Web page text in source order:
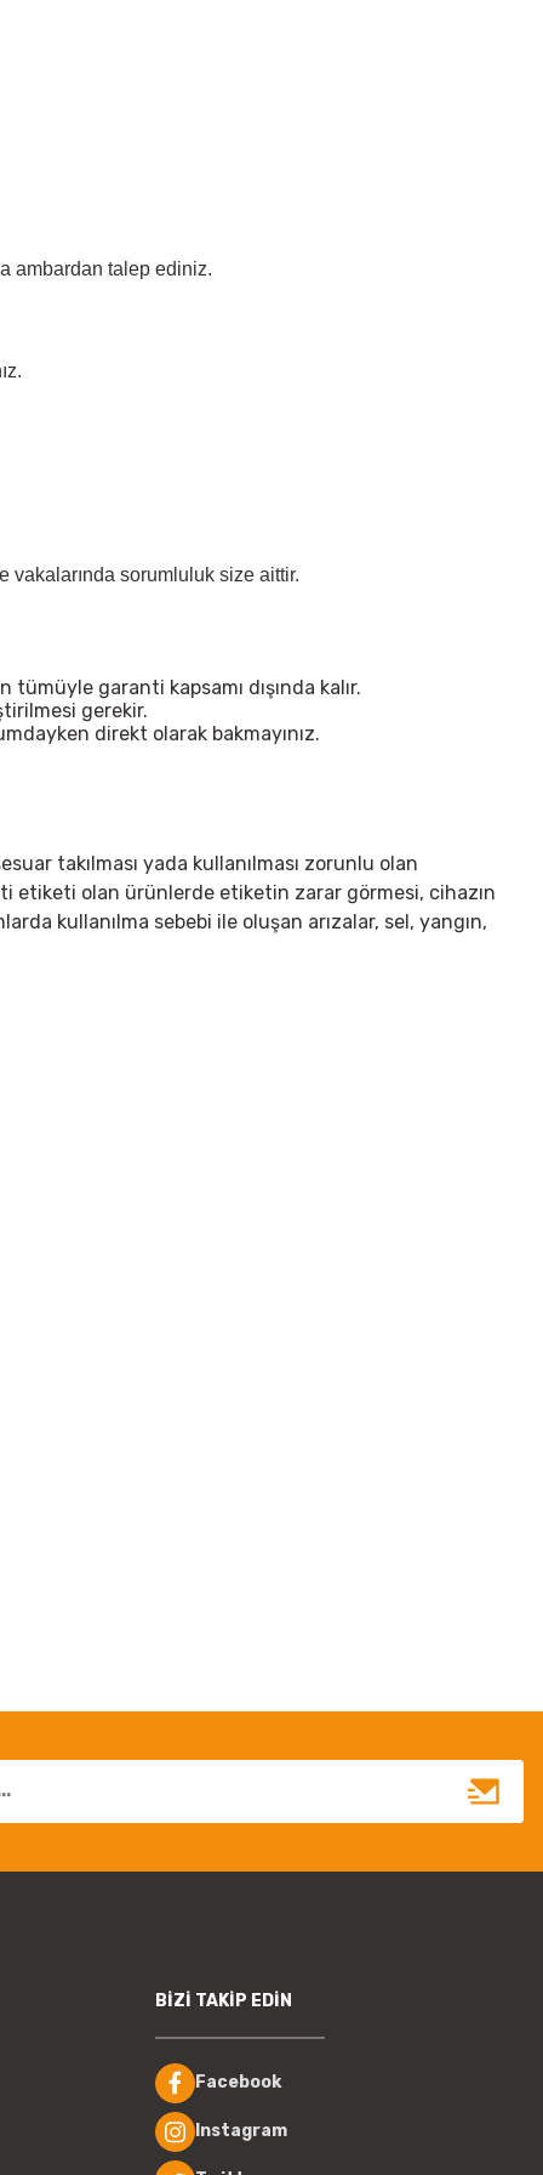
ambardan talep ediniz.
vakalarında sorumluluk size aittir.
garanti kapsamı dışında kalır.
gerekir.
direkt olarak bakmayınız.
takılması yada kullanılması zorunlu olan
etiketi olan ürünlerde etiketin zarar görmesi, cihazın
kullanılma sebebi ile oluşan arızalar, sel, yangın,
BİZİ TAKİP EDİN
Facebook
Instagram